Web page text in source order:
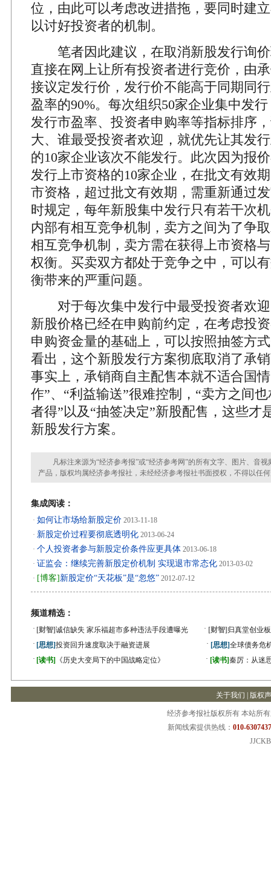
位，由此可以考虑改进措拖，要同时建
以讨好投资者的机制。
笔者因此建议，在取消新股发行询价
直接在网上让所有投资者进行竞价，由
接议定发行价，发行价不能高于同期同
盈率的90%。每次组织50家企业集中发
发行市盈率、投资者申购率等指标排序
大、谁最受投资者欢迎，就优先让其发
的10家企业该次不能发行。此次因为报
发行上市资格的10家企业，在批文有效
市资格，超过批文有效期，需重新通过
时规定，每年新股集中发行只有若干次
内部有相互竞争机制，卖方之间为了争
相互竞争机制，卖方需在获得上市资格
权衡。买卖双方都处于竞争之中，可以
衡带来的严重问题。
对于每次集中发行中最受投资者欢迎
新股价格已经在申购前约定，在考虑投
申购资金量的基础上，可以按照抽签方
看出，这个新股发行方案彻底取消了承
事实上，承销商自主配售本就不适合国
作”、“利益输送”很难控制，“卖方之间
者得”以及“抽签决定”新股配售，这些才
新股发行方案。
凡标注来源为“经济参考报”或“经济参考网”的所有文字、图片、音视
产品，版权均属经济参考报社，未经经济参考报社书面授权，不得以任
集成阅读：
· 如何让市场给新股定价 2013-11-18
· 新股定价过程要彻底透明化 2013-06-24
· 个人投资者参与新股定价条件应更具体 2013-06-18
· 证监会：继续完善新股定价机制 实现退市常态化 2013-03-02
· [博客] 新股定价“天花板”是“忽悠” 2012-07-12
频道精选：
· [财智]诚信缺失 家乐福超市多种违法手段遭曝光 · [财智] 归真堂创业
· [思想]投资回升速度取决于融资进展 · [思想]全球债务危
· [读书] 《历史大变局下的中国战略定位》 · [读书]秦厉：从迷
关于我们 版权
经济参考报社版权所有 本站所
新闻线索提供热线： 010-